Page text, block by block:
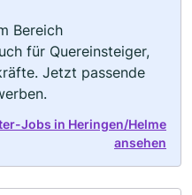
Bereich
für Quereinsteiger,
Jetzt passende
Jobs in Heringen/Helme
ansehen